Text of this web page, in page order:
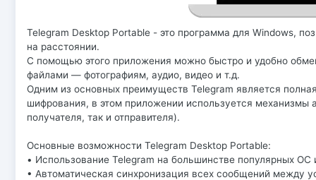
Telegram Desktop Portable - это программа для Windows,
на расстоянии.
С помощью этого приложения можно быстро и удобно
файлами — фотографиям, аудио, видео и т.д.
Одним из основных преимуществ Telegram является
шифрования, в этом приложении используется механизмы
получателя, так и отправителя).
Основные возможности Telegram Desktop Portable:
• Использование Telegram на большинстве популярных ОС
• Автоматическая синхронизация всех сообщений между